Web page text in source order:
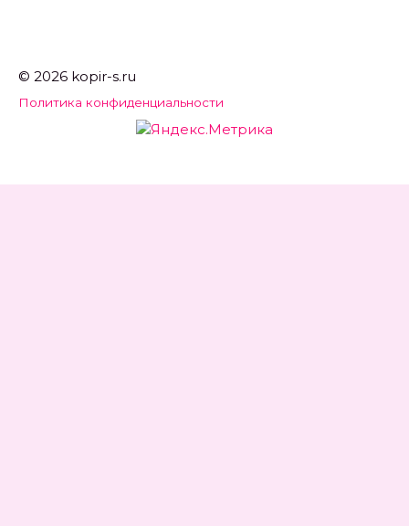
© 2026 kopir-s.ru
Политика конфиденциальности